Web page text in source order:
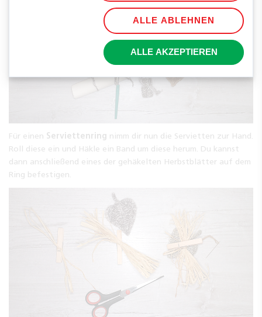
Für einen Serviettenring nimm dir nun die Servietten zur Hand.
Roll diese ein und Häkle ein Band um diese herum. Du kannst
dann anschließend eines der gehäkelten Herbstblätter auf dem
Ring befestigen.
ALLE ABLEHNEN
ALLE AKZEPTIEREN